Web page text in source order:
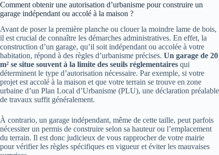
Comment obtenir une autorisation d’urbanisme pour construire un
garage indépendant ou accolé à la maison ?
Avant de poser la première planche ou clouer la moindre lame de bois,
il est crucial de connaître les démarches administratives. En effet, la
construction d’un garage, qu’il soit indépendant ou accolée à votre
habitation, répond à des règles d’urbanisme précises. Un garage de 20
m² se situe souvent à la limite des seuils réglementaires qui
déterminent le type d’autorisation nécessaire. Par exemple, si votre
projet est accolé à la maison et que votre terrain se trouve en zone
urbaine d’un Plan Local d’Urbanisme (PLU), une déclaration préalable
de travaux suffit généralement.
À contrario, un garage indépendant, même de cette taille, peut parfois
nécessiter un permis de construire selon sa hauteur ou l’emplacement
du terrain. Il est donc judicieux de vous rapprocher de votre mairie
pour vérifier les règles spécifiques en vigueur et éviter les mauvaises